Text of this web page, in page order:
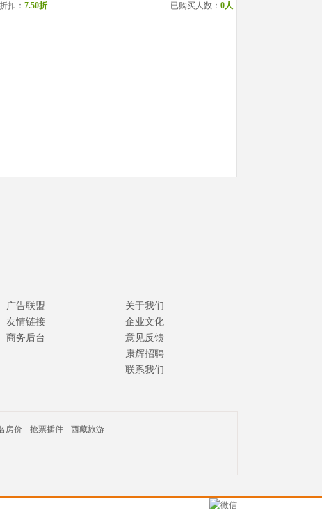
折扣： 7.50折 已购买人数： 0人
广告联盟
友情链接
商务后台
关于我们
企业文化
意见反馈
康辉招聘
联系我们
房价 抢票插件 西藏旅游